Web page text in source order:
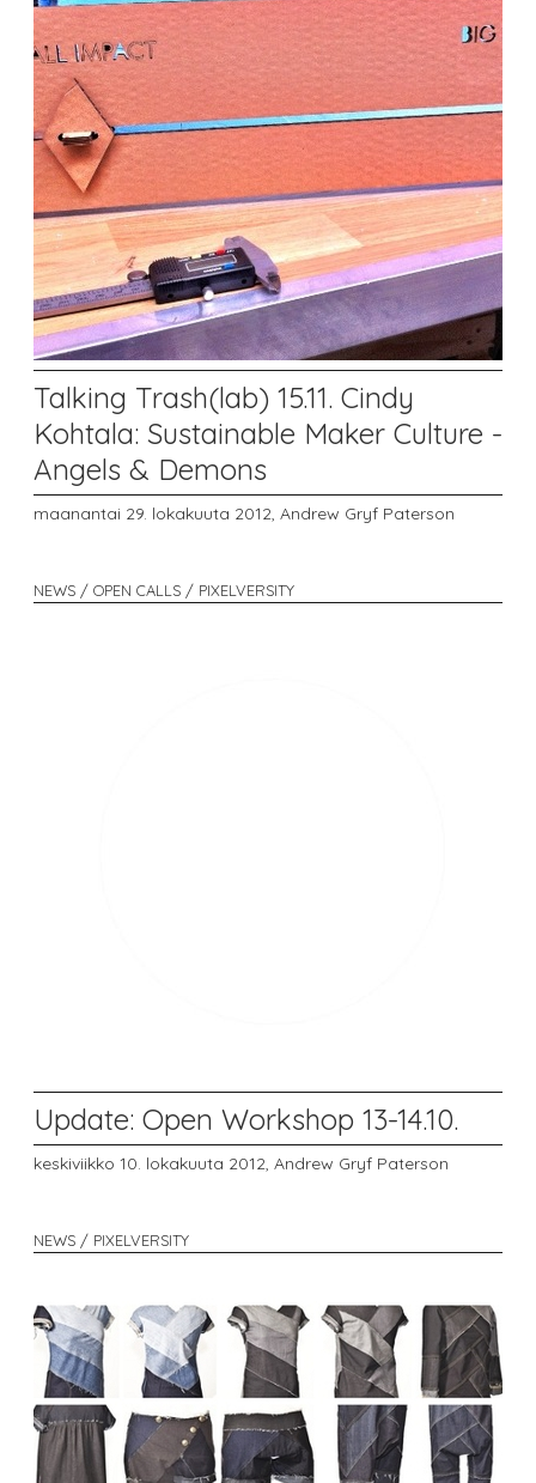
Talking Trash(lab) 15.11. Cindy
Kohtala: Sustainable Maker Culture -
Angels & Demons
maanantai 29. lokakuuta 2012, Andrew Gryf Paterson
NEWS / OPEN CALLS / PIXELVERSITY
Update: Open Workshop 13-14.10.
keskiviikko 10. lokakuuta 2012, Andrew Gryf Paterson
NEWS / PIXELVERSITY